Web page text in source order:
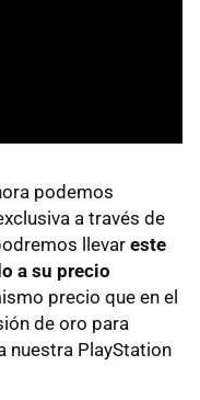
podemos
a través de
llevar este
a su precio
precio que en el
de oro para
nuestra PlayStation